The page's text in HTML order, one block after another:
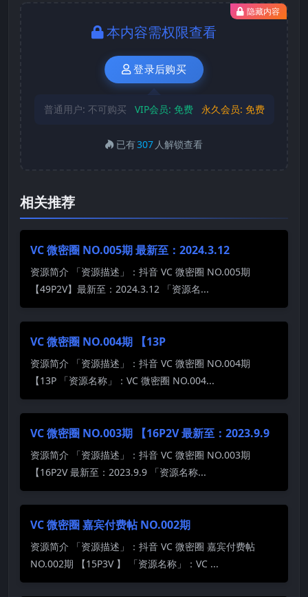
隐藏内容
本内容需权限查看
登录后购买
普通用户: 不可购买 VIP会员: 免费 永久会员: 免费
已有307 人解锁查看
相关推荐
VC 微密圈 NO.005期 最新至：2024.3.12
资源简介 「资源描述」：抖音 VC 微密圈 NO.005期
【49P2V】最新至：2024.3.12 「资源名...
VC 微密圈 NO.004期 【13P
资源简介 「资源描述」：抖音 VC 微密圈 NO.004期
【13P 「资源名称」：VC 微密圈 NO.004...
VC 微密圈 NO.003期 【16P2V 最新至：2023.9.9
资源简介 「资源描述」：抖音 VC 微密圈 NO.003期
【16P2V 最新至：2023.9.9 「资源名称...
VC 微密圈 嘉宾付费帖 NO.002期
资源简介 「资源描述」：抖音 VC 微密圈 嘉宾付费帖
NO.002期 【15P3V 】 「资源名称」：VC ...